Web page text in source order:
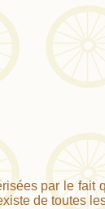
par le fait
de toutes